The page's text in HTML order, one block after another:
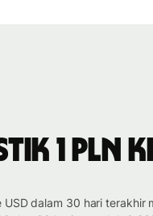
1 PLN
USD dalam 30 hari terakhir